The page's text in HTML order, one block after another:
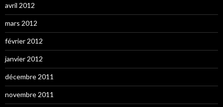
avril 2012
mars 2012
février 2012
janvier 2012
décembre 2011
novembre 2011